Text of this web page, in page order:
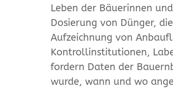
Leben der Bäuerinnen
Dosierung von Dünger, die
Aufzeichnung von
Kontrollinstitutionen,
fordern Daten der
wurde, wann und wo